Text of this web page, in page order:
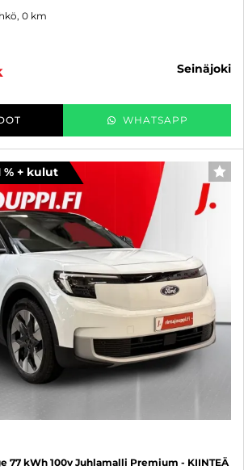
0 km
seinäjoki
WHATSAPP
% + kulut
77 kWh 100v Juhlamalli Premium - KIINTEÄ